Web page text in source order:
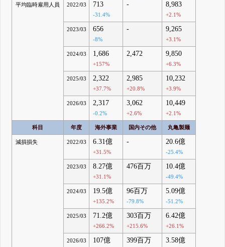
平均臨時雇用人員 2022/03 713
-31.4%
- 8,983
+2.1%
2023/03 656
-8%
- 9,265
+3.1%
2024/03 1,686
+157%
2,472 9,850
+6.3%
2025/03 2,322
+37.7%
2,985
+20.8%
10,232
+3.9%
2026/03 2,317
-0.2%
3,062
+2.6%
10,449
+2.1%
科目 年度 海外事業 国内その他 丸亀製麺
減損損失 2022/03 6.31億
+31.5%
- 20.6億
-25.4%
2023/03 8.27億
+31.1%
476百万 10.4億
-49.4%
2024/03 19.5億
+135.2%
96百万
-79.8%
5.09億
-51.2%
2025/03 71.2億
+266.2%
303百万
+215.6%
6.42億
+26.1%
2026/03 107億 399百万 3.58億